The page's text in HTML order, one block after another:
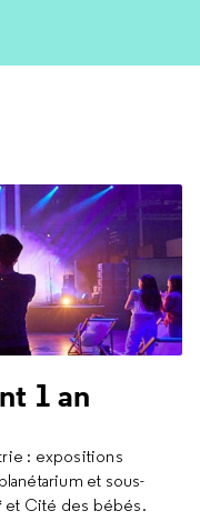
1 an
: expositions
et sous-
et Cité des bébés.